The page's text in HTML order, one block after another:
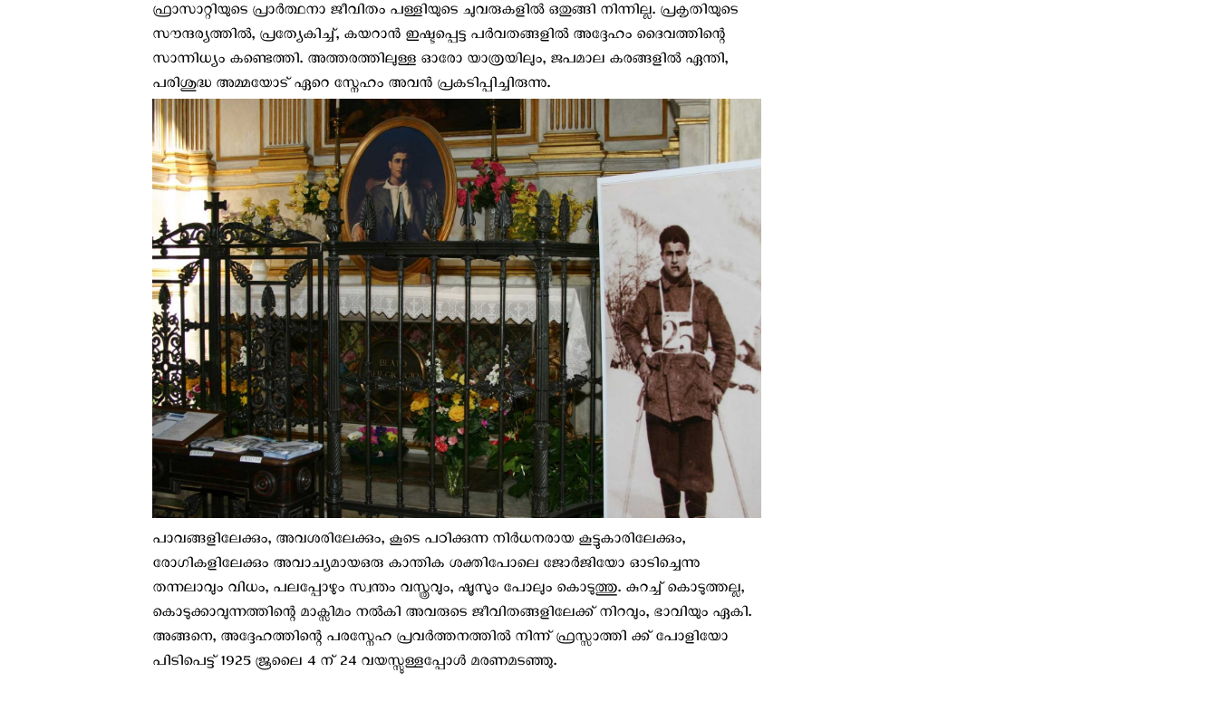
ഫ്രാസാറ്റിയുടെ പ്രാർത്ഥനാ ജീവിതം പള്ളിയുടെ ചുവരുകളിൽ ഒതുങ്ങി നിന്നില്ല. പ്രകൃതിയുടെ
സൗന്ദര്യത്തിൽ, പ്രത്യേകിച്ച്, കയറാൻ ഇഷ്ടപ്പെട്ട പർവതങ്ങളിൽ അദ്ദേഹം ദൈവത്തിന്റെ
സാന്നിധ്യം കണ്ടെത്തി. അത്തരത്തിലുള്ള ഓരോ യാത്രയിലും, ജപമാല കരങ്ങളിൽ ഏന്തി,
പരിശുദ്ധ അമ്മയോട് ഏറെ സ്നേഹം അവൻ പ്രകടിപ്പിച്ചിരുന്നു.
പാവങ്ങളിലേക്കും, അവശരിലേക്കും, കൂടെ പഠിക്കുന്ന നിർധനരായ കൂട്ടുകാരിലേക്കും,
രോഗികളിലേക്കും അവാച്യമായഒരു കാന്തിക ശക്തിപോലെ ജോർജിയോ ഓടിച്ചെന്നു
തന്നലാവും വിധം, പലപ്പോഴും സ്വന്തം വസ്ത്രവും, ഷൂസും പോലും കൊടുത്തു. കുറച്ച് കൊടുത്തല്ല,
കൊടുക്കാവുന്നത്തിന്റെ മാക്സിമം നൽകി അവരുടെ ജീവിതങ്ങളിലേക്ക് നിറവും, ഭാവിയും ഏകി.
അങ്ങനെ, അദ്ദേഹത്തിന്റെ പരസ്നേഹ പ്രവർത്തനത്തിൽ നിന്ന് ഫ്രസ്സാത്തി ക്ക് പോളിയോ
പിടിപെട്ട് 1925 ജൂലൈ 4 ന് 24 വയസ്സുള്ളപ്പോൾ മരണമടഞ്ഞു.